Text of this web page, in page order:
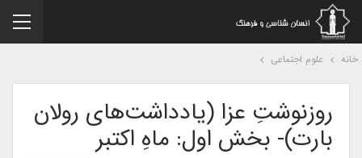
علوم اجتماعی
روزنوشتِ عزا (یادداشت‌های رولان
بارت)- بخش اول: ماهِ اکتبر